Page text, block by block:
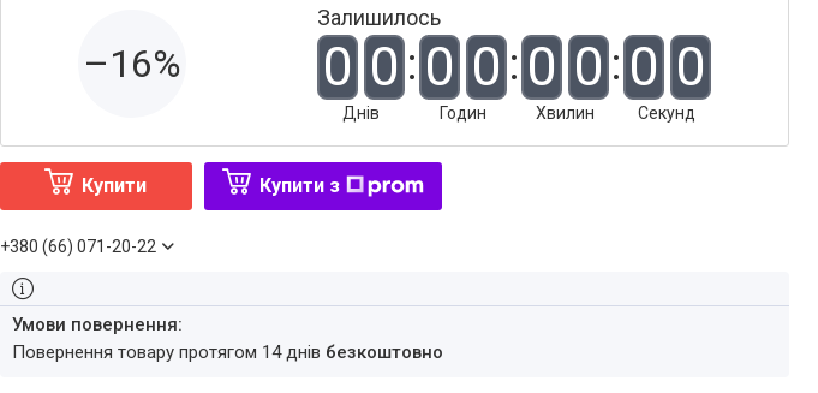
–16%
Залишилось
0 0
Днів
0 0
Годин
0 0
Хвилин
0 0
Секунд
Купити Купити з
+380 (66) 071-20-22
повернення товару протягом 14 днів безкоштовно